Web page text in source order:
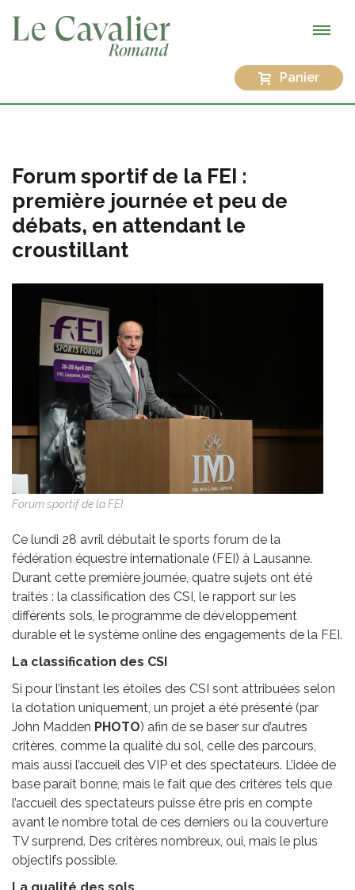
Panier
Forum sportif de la FEI :
première journée et peu de
débats, en attendant le
croustillant
Forum sportif de la FEI
Ce lundi 28 avril débutait le sports forum de la
fédération équestre internationale (FEI) à Lausanne.
Durant cette première journée, quatre sujets ont été
traités : la classification des CSI, le rapport sur les
différents sols, le programme de développement
durable et le système online des engagements de la FEI.
La classification des CSI
Si pour l’instant les étoiles des CSI sont attribuées selon
la dotation uniquement, un projet a été présenté (par
John Madden PHOTO) afin de se baser sur d’autres
critères, comme la qualité du sol, celle des parcours,
mais aussi l’accueil des VIP et des spectateurs. L’idée de
base paraît bonne, mais le fait que des critères tels que
l’accueil des spectateurs puisse être pris en compte
avant le nombre total de ces derniers ou la couverture
TV surprend. Des critères nombreux, oui, mais le plus
objectifs possible.
La qualité des sols